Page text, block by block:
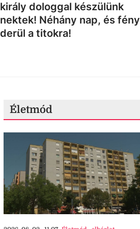
király dologgal készülünk
nektek! Néhány nap, és fény
derül a titokra!
Életmód